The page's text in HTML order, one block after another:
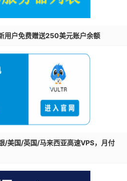
户免费赠送250美元账户余额
/美国/英国/马来西亚高速VPS，月付